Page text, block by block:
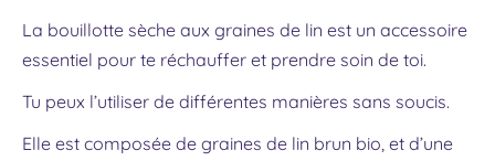
La bouillotte sèche aux graines de lin est un accessoire
essentiel pour te réchauffer et prendre soin de toi.
Tu peux l’utiliser de différentes manières sans soucis.
Elle est composée de graines de lin brun bio, et d’une